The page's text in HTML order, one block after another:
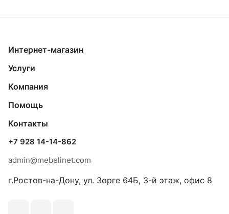
Интернет-магазин
Услуги
Компания
Помощь
Контакты
+7 928 14-14-862
admin@mebelinet.com
г.Ростов-на-Дону, ул. Зорге 64Б, 3-й этаж, офис 8